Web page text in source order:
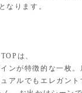
なります。
は、
ンが特徴的な一枚
アルでもエレガント